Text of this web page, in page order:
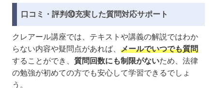
口コミ・評判⑩充実した質問対応サポート
クレアール講座では、テキストや講義の解説ではわか
らない内容や疑問点があれば、 メールでいつでも質問
することができ、 質問回数にも制限がないため、法律
の勉強が初めての方でも安心して学習できるでしょ
う。